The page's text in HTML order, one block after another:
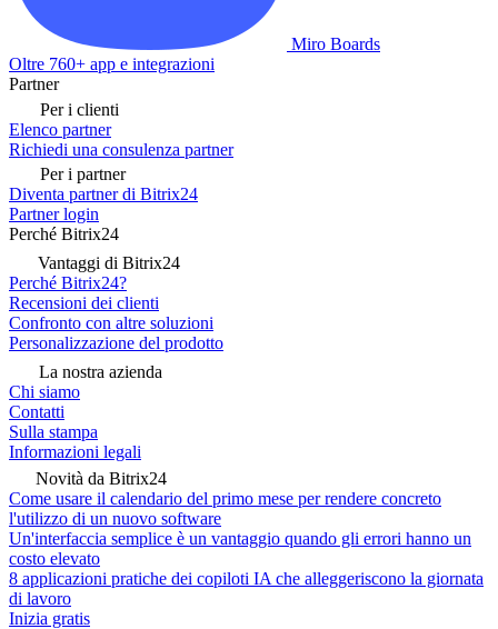
Miro Boards
Oltre 760+ app e integrazioni
Partner
Per i clienti
Elenco partner
Richiedi una consulenza partner
Per i partner
Diventa partner di Bitrix24
Partner login
Perché Bitrix24
Vantaggi di Bitrix24
Perché Bitrix24?
Recensioni dei clienti
Confronto con altre soluzioni
Personalizzazione del prodotto
La nostra azienda
Chi siamo
Contatti
Sulla stampa
Informazioni legali
Novità da Bitrix24
Come usare il calendario del primo mese per rendere concreto
l'utilizzo di un nuovo software
Un'interfaccia semplice è un vantaggio quando gli errori hanno un
costo elevato
8 applicazioni pratiche dei copiloti IA che alleggeriscono la giornata
di lavoro
Inizia gratis